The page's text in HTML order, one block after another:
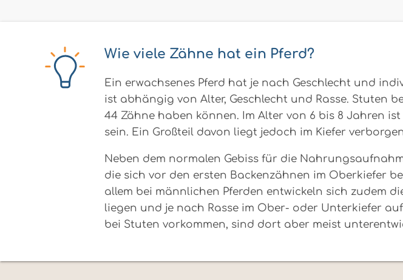
Wie viele Zähne hat ein Pferd?
Ein erwachsenes Pferd hat je nach Geschlecht und
ist abhängig von Alter, Geschlecht und Rasse. Stuten
44 Zähne haben können. Im Alter von 6 bis 8 Jahren
sein. Ein Großteil davon liegt jedoch im Kiefer
Neben dem normalen Gebiss für die
die sich vor den ersten Backenzähnen im Oberkiefer
allem bei männlichen Pferden entwickeln sich zudem
liegen und je nach Rasse im Ober- oder Unterkiefer
bei Stuten vorkommen, sind dort aber meist